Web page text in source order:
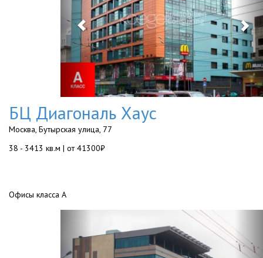
БЦ Диагональ Хаус
Москва, Бутырская улица, 77
38 - 3413 кв.м | от 41300₽
Офисы класса А